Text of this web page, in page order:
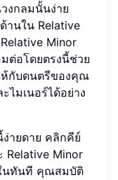
งกลมนั้นง่าย
านใน Relative
Minor
ต่อโดยตรงนี้ช่วย
กับดนตรีของคุณ
ไมเนอร์ได้อย่าง
ง่ายดาย คลิกคีย์
Relative Minor
นทันที คุณสมบัติ